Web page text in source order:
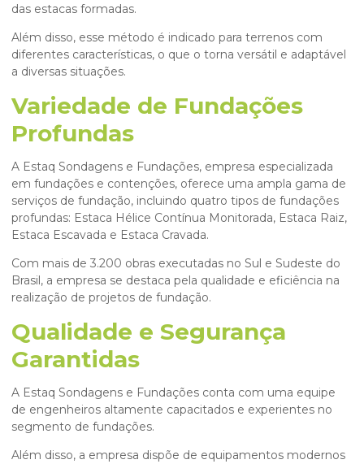
das estacas formadas.
Além disso, esse método é indicado para terrenos com
diferentes características, o que o torna versátil e adaptável
a diversas situações.
Variedade de Fundações
Profundas
A Estaq Sondagens e Fundações, empresa especializada
em fundações e contenções, oferece uma ampla gama de
serviços de fundação, incluindo quatro tipos de fundações
profundas: Estaca Hélice Contínua Monitorada, Estaca Raiz,
Estaca Escavada e Estaca Cravada.
Com mais de 3.200 obras executadas no Sul e Sudeste do
Brasil, a empresa se destaca pela qualidade e eficiência na
realização de projetos de fundação.
Qualidade e Segurança
Garantidas
A Estaq Sondagens e Fundações conta com uma equipe
de engenheiros altamente capacitados e experientes no
segmento de fundações.
Além disso, a empresa dispõe de equipamentos modernos